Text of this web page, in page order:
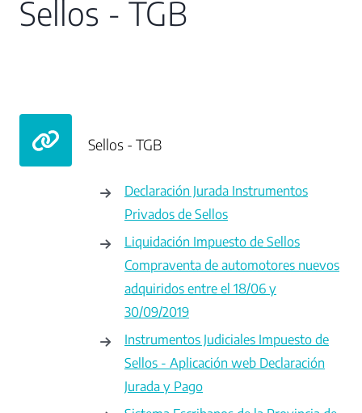
Sellos - TGB
Sellos - TGB
Declaración Jurada Instrumentos
Privados de Sellos
Liquidación Impuesto de Sellos
Compraventa de automotores nuevos
adquiridos entre el 18/06 y
30/09/2019
Instrumentos Judiciales Impuesto de
Sellos - Aplicación web Declaración
Jurada y Pago